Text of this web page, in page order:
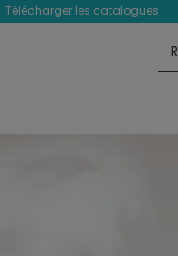
Télécharger les catalogues